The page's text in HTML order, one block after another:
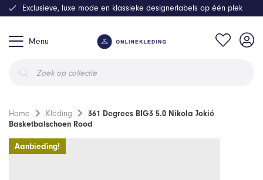
Menu
zoeken
Exclusieve, luxe mode en klassieke designerlabels op één plek
Home Kleding
361 Degrees BIG3 5.0 Nikola Jokić
Basketbalschoen Rood
Aanbieding!